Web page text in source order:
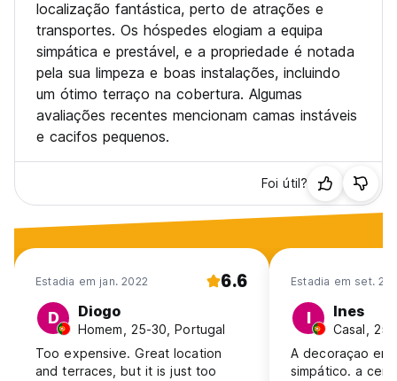
localização fantástica, perto de atrações e
transportes. Os hóspedes elogiam a equipa
simpática e prestável, e a propriedade é notada
pela sua limpeza e boas instalações, incluindo
um ótimo terraço na cobertura. Algumas
avaliações recentes mencionam camas instáveis
e cacifos pequenos.
Foi útil?
Estadia em jan. 2022 6.6
D Diogo
Homem, 25-30, Portugal
Too expensive. Great location
and terraces, but it is just too
Estadia em set.
I Ines
Casal,
A decoraçao era
simpático. a